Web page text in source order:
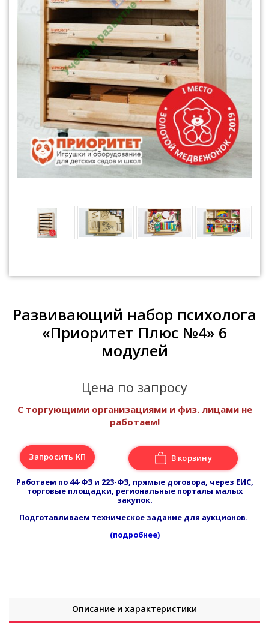
Развивающий набор психолога
«Приоритет Плюс №4» 6
модулей
Цена по запросу
С торгующими организациями и физ. лицами не
работаем!
Запросить КП В корзину
Работаем по 44-ФЗ и 223-ФЗ, прямые договора, через ЕИС,
торговые площадки, региональные порталы малых
закупок.
Подготавливаем техническое задание для аукционов.
(подробнее)
Описание и характеристики